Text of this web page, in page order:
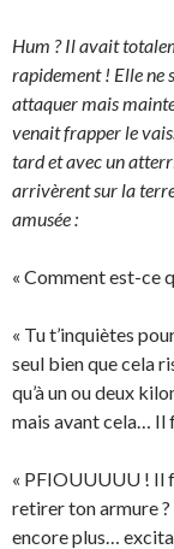
Hum ? Il avait
rapidement ! Elle ne
attaquer mais
venait frapper le
tard et avec un
arrivèrent sur la
amusée :
« Comment est-ce
« Tu t’inquiètes
seul bien que cela
qu’à un ou deux
mais avant cela… Il
« PFIOUUUUU ! Il
retirer ton armure ?
encore plus…